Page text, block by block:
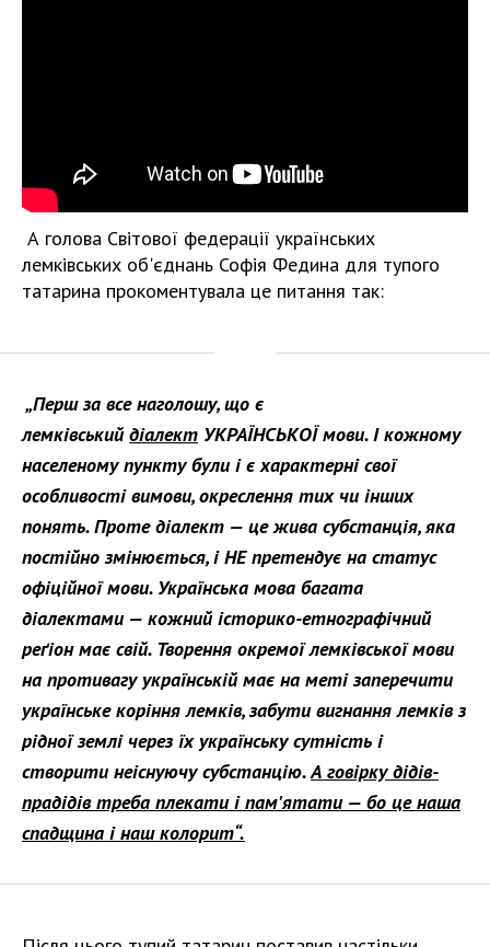
А голова Світової федерації українських
лемківських об'єднань Софія Федина для тупого
татарина прокоментувала це питання так:
„Перш за все наголошу, що є
лемківськийдіалект УКРАЇНСЬКОЇ мови. І кожному
населеному пункту були і є характерні свої
особливості вимови, окреслення тих чи інших
понять. Проте діалект — це жива субстанція, яка
постійно змінюється, і НЕ претендує на статус
офіційної мови. Українська мова багата
діалектами — кожний історико-етнографічний
реґіон має свій. Творення окремої лемківської мови
на противагу українській має на меті заперечити
українське коріння лемків, забути вигнання лемків з
рідної землі через їх українську сутність і
створити неіснуючу субстанцію.А говірку дідів-
прадідів треба плекати і пам'ятати — бо це наша
спадщина і наш колорит“.